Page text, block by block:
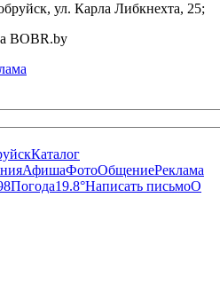
ул. Карла Либкнехта, 25;
BOBR.by
Каталог
АфишаФотоОбщениеРеклама
Погода19.8°Написать письмоО